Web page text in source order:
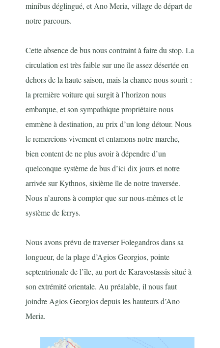
minibus déglingué, et Ano Meria, village de départ de
notre parcours.
Cette absence de bus nous contraint à faire du stop. La
circulation est très faible sur une île assez désertée en
dehors de la haute saison, mais la chance nous sourit :
la première voiture qui surgit à l’horizon nous
embarque, et son sympathique propriétaire nous
emmène à destination, au prix d’un long détour. Nous
le remercions vivement et entamons notre marche,
bien content de ne plus avoir à dépendre d’un
quelconque système de bus d’ici dix jours et notre
arrivée sur Kythnos, sixième île de notre traversée.
Nous n’aurons à compter que sur nous-mêmes et le
système de ferrys.
Nous avons prévu de traverser Folegandros dans sa
longueur, de la plage d’Agios Georgios, pointe
septentrionale de l’île, au port de Karavostassis situé à
son extrémité orientale. Au préalable, il nous faut
joindre Agios Georgios depuis les hauteurs d’Ano
Meria.